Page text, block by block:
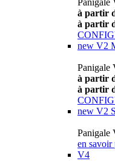
Panigale
à partir
à partir
new V2
Panigale
à partir
à partir
new V2
Panigale
en savoir
V4